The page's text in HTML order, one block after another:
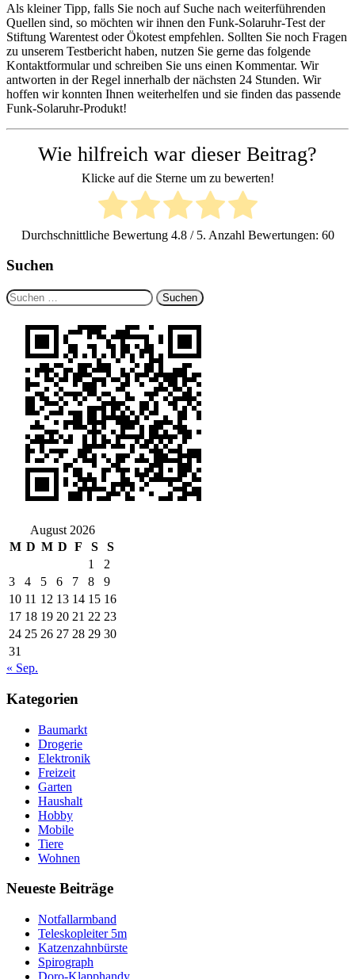
Als kleiner Tipp, falls Sie noch auf Suche nach weiterführenden
Quellen sind, so möchten wir ihnen den Funk-Solaruhr-Test der
Stiftung Warentest oder Ökotest empfehlen. Sollten Sie noch Fragen
zu unserem Testbericht haben, nutzen Sie gerne das folgende
Kontaktformular und schreiben Sie uns einen Kommentar. Wir
antworten in der Regel innerhalb der nächsten 24 Stunden. Wir
hoffen wir konnten Ihnen weiterhelfen und sie finden das passende
Funk-Solaruhr-Produkt!
Wie hilfreich war dieser Beitrag?
Klicke auf die Sterne um zu bewerten!
Durchschnittliche Bewertung 4.8/ 5. Anzahl Bewertungen: 60
Suchen
Suchen
nach:
August 2026
M D M D F S
S
1
2
3
4 5 6 7 8
9
10 11 12 13 14 15 16
17 18 19 20 21 22 23
24 25 26 27 28 29 30
31
« Sep.
Kategorien
Baumarkt
Drogerie
Elektronik
Freizeit
Garten
Haushalt
Hobby
Mobile
Tiere
Wohnen
Neueste Beiträge
Notfallarmband
Teleskopleiter 5m
Katzenzahnbürste
Spirograph
Doro-Klapphandy